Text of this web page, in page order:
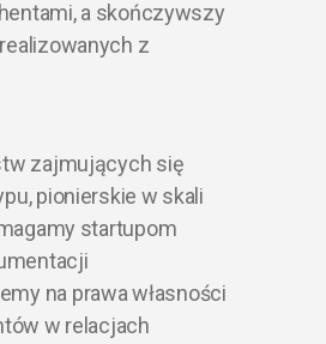
a skończywszy
z
zajmujących się
pionierskie w skali
startupom
na prawa własności
w relacjach